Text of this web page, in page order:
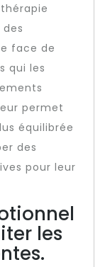
face de
qui les
permet
équilibrée
des
pour leur
les